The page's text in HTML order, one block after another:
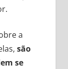
a
são
se